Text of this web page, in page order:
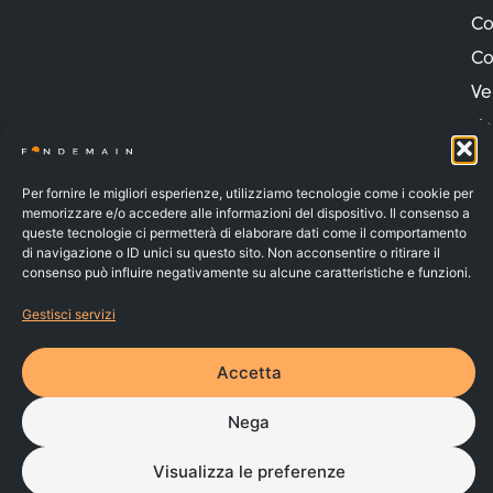
Per fornire le migliori esperienze, utilizziamo tecnologie come i cookie per
memorizzare e/o accedere alle informazioni del dispositivo. Il consenso a
queste tecnologie ci permetterà di elaborare dati come il comportamento
di navigazione o ID unici su questo sito. Non acconsentire o ritirare il
consenso può influire negativamente su alcune caratteristiche e funzioni.
Gestisci servizi
Accetta
Nega
Visualizza le preferenze
FONDEMAIN – C.F. 91037010070 – Iscritto al n.142 dell’Albo dei
© 2026 | Made byLarin
PRIVACY POLICY
COOKIE POLICY
WHISTLEBLOWING
RECLAMI